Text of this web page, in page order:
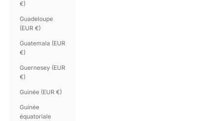
€)
Guadeloupe
(EUR €)
Guatemala (EUR
€)
Guernesey (EUR
€)
Guinée (EUR €)
Guinée
équatoriale